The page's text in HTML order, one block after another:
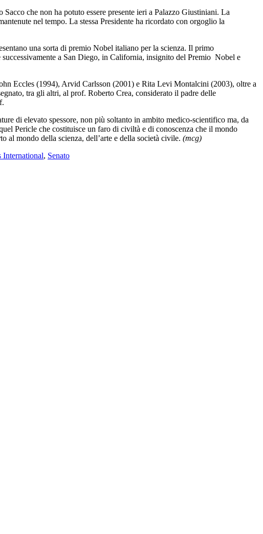
che non ha potuto essere presente ieri a Palazzo Giustiniani. La
nel tempo. La stessa Presidente ha ricordato con orgoglio la
una sorta di premio Nobel italiano per la scienza. Il primo
a San Diego, in California, insignito del Premio Nobel e
Eccles (1994), Arvid Carlsson (2001) e Rita Levi Montalcini (2003), oltre a
tra gli altri, al prof. Roberto Crea, considerato il padre delle
di elevato spessore, non più soltanto in ambito medico-scientifico ma, da
Pericle che costituisce un faro di civiltà e di conoscenza che il mondo
al mondo della scienza, dell’arte e della società civile. (mcg)
International, Senato